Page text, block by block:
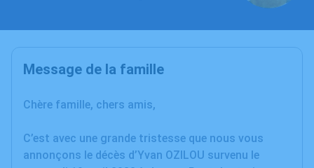
Message de la famille
Chère famille, chers amis,
C’est avec une grande tristesse que nous vous
annonçons le décès d’Yvan OZILOU survenu le